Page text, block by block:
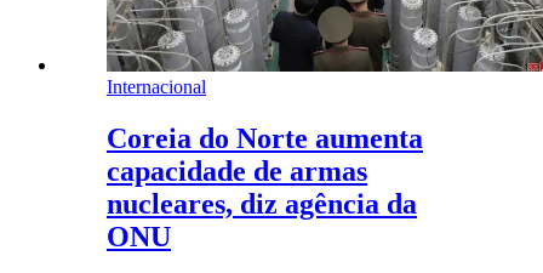
Internacional
Coreia do Norte aumenta
capacidade de armas
nucleares, diz agência da
ONU